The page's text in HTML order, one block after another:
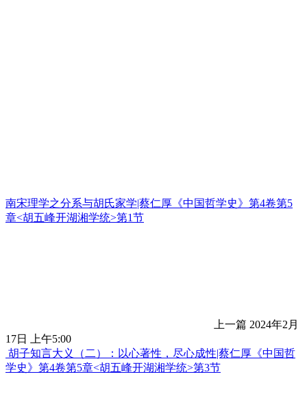
南宋理学之分系与胡氏家学|蔡仁厚《中国哲学史》第4卷第5
章<胡五峰开湖湘学统>第1节
上一篇 2024年2月
17日 上午5:00
胡子知言大义（二）：以心著性，尽心成性|蔡仁厚《中国哲
学史》第4卷第5章<胡五峰开湖湘学统>第3节